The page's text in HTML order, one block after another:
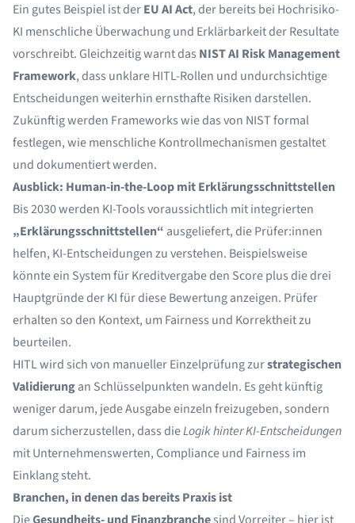
Ein gutes Beispiel ist derEU AI Act, der bereits bei Hochrisiko-
KI menschliche Überwachung und Erklärbarkeit der Resultate
vorschreibt. Gleichzeitig warnt das NIST AI Risk Management
Framework, dass unklare HITL-Rollen und undurchsichtige
Entscheidungen weiterhin ernsthafte Risiken darstellen.
Zukünftig werden Frameworks wie das von NIST formal
festlegen, wie menschliche Kontrollmechanismen gestaltet
und dokumentiert werden.
Ausblick: Human-in-the-Loop mit Erklärungsschnittstellen
Bis 2030 werden KI-Tools voraussichtlich mit integrierten
„Erklärungsschnittstellen“ ausgeliefert, die Prüfer:innen
helfen, KI-Entscheidungen zu verstehen. Beispielsweise
könnte ein System für Kreditvergabe den Score plus die drei
Hauptgründe der KI für diese Bewertung anzeigen. Prüfer
erhalten so den Kontext, um Fairness und Korrektheit zu
beurteilen.
HITL wird sich von manueller Einzelprüfung zurstrategischen
Validierungan Schlüsselpunkten wandeln. Es geht künftig
weniger darum, jede Ausgabe einzeln freizugeben, sondern
darum sicherzustellen, dass dieLogik hinter KI-Entscheidungen
mit Unternehmenswerten, Compliance und Fairness im
Einklang steht.
Branchen, in denen das bereits Praxis ist